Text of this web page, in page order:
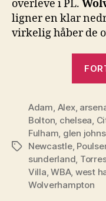
overleve i PL.
ligner en klar
virkelig håber de
Tags
Adam, Alex,
Bolton, chelsea,
Fulham, glen
Newcastle,
sunderland,
Villa,WBA, west
Wolverhampton